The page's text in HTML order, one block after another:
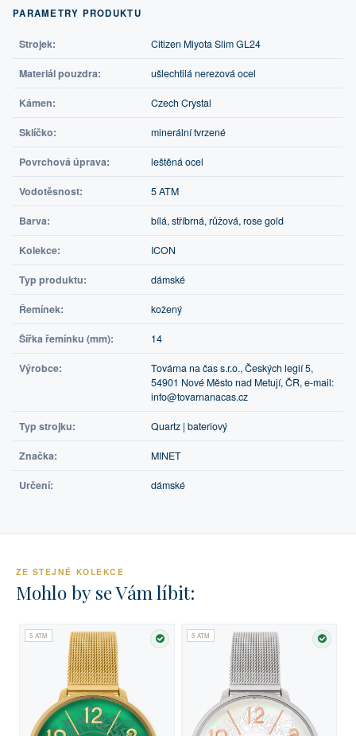
PARAMETRY PRODUKTU
Strojek: Citizen Miyota Slim GL24
Materiál pouzdra: ušlechtilá nerezová ocel
Kámen: Czech Crystal
Sklíčko: minerální tvrzené
Povrchová úprava: leštěná ocel
Vodotěsnost: 5 ATM
Barva: bílá, stříbrná, růžová, rose gold
Kolekce: ICON
Typ produktu: dámské
Řemínek: kožený
Šířka řemínku (mm): 14
Výrobce:
Továrna na čas s.r.o., Českých legií 5,
54901 Nové Město nad Metují, ČR, e-mail:
info@tovarnanacas.cz
Typ strojku: Quartz | bateriový
Značka: MINET
Určení: dámské
ZE STEJNÉ KOLEKCE
Mohlo by se Vám líbit:
5 ATM
SKLADEM
5 ATM